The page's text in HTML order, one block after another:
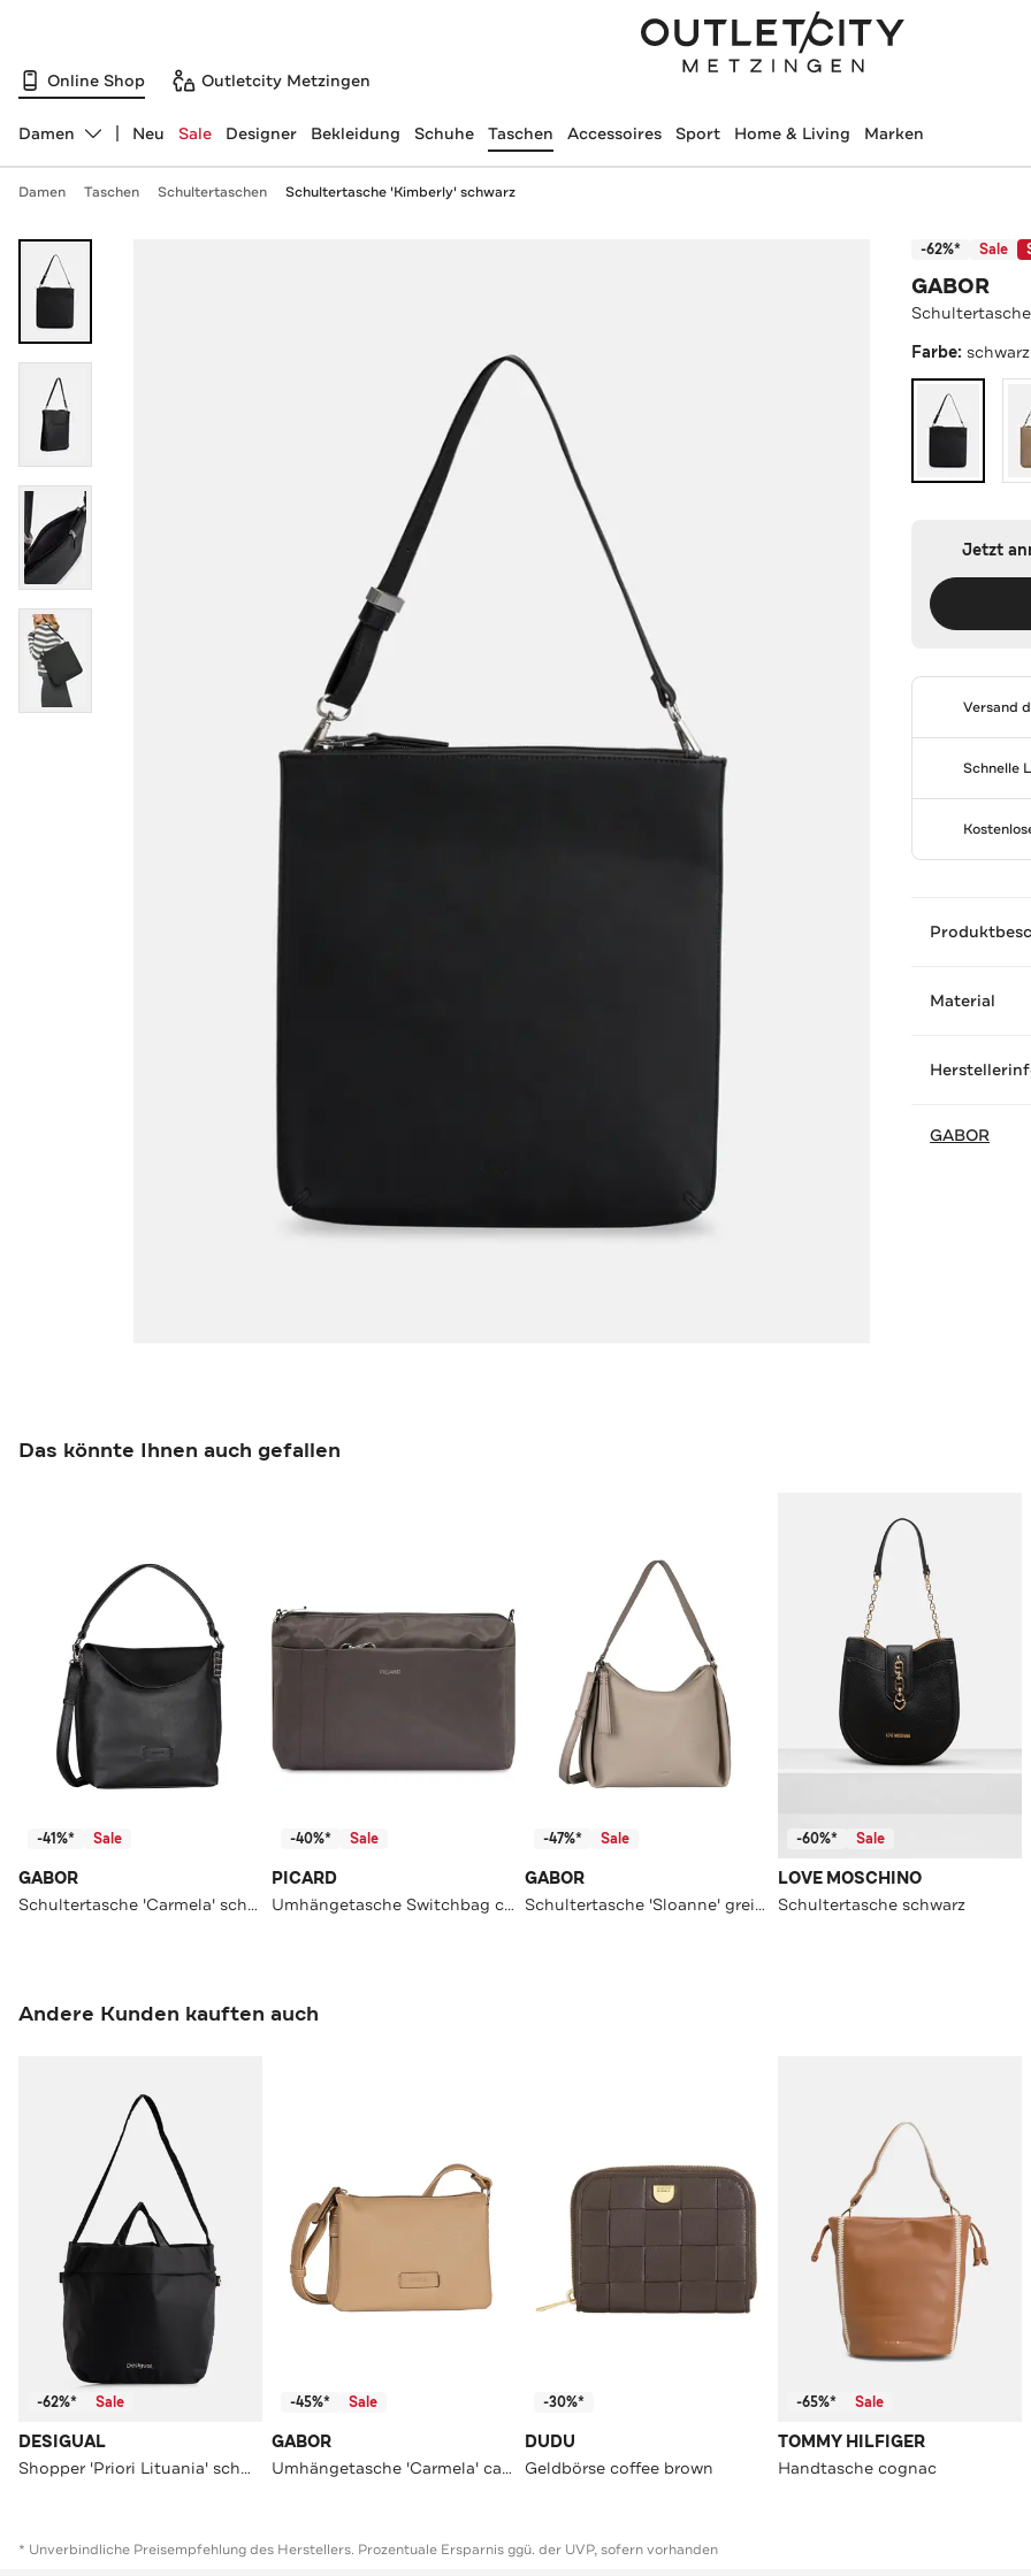
Online Shop Outletcity Metzingen
Abteilung ändern, ausgewählt:
Damen Neu Sale Designer Bekleidung Schuhe Taschen Accessoires Sport Home & Living Marken
Damen Taschen Schultertaschen Schultertasche 'Kimberly' schwarz
-62%* Sale
GABOR
Farbe: schwarz
Jetzt
Versand
Schnelle
Material
GABOR
Das könnte Ihnen auch gefallen
-41%* Sale
GABOR
Schultertasche 'Carmela' schwarz
-40%* Sale
PICARD
Umhängetasche Switchbag cafe
-47%* Sale
GABOR
Schultertasche 'Sloanne' greige
-60%* Sale
LOVE MOSCHINO
Schultertasche schwarz
Andere Kunden kauften auch
-62%* Sale
DESIGUAL
Shopper 'Priori Lituania' schwarz
-45%* Sale
GABOR
Umhängetasche 'Carmela' caramel
-30%*
DUDU
Geldbörse coffee brown
-65%* Sale
TOMMY HILFIGER
Handtasche cognac
* Unverbindliche Preisempfehlung des Herstellers. Prozentuale Ersparnis ggü. der UVP, sofern vorhanden